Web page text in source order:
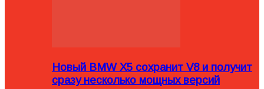
Новый BMW X5 сохранит V8 и получит
сразу несколько мощных версий